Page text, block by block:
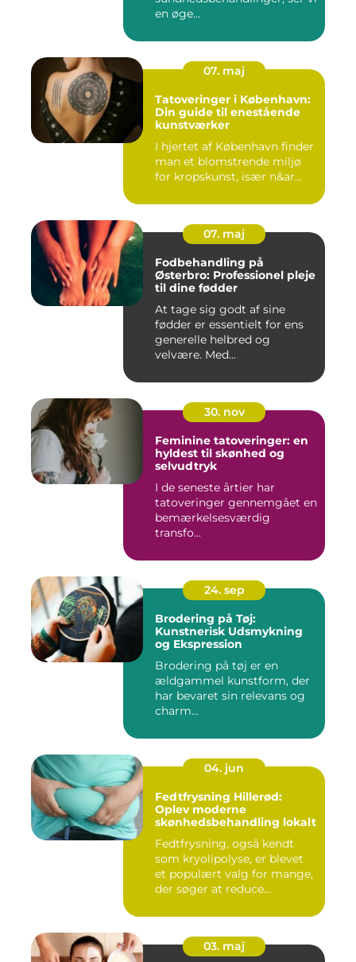
en øge...
07. maj
Tatoveringer i København:
Din guide til enestående
kunstværker
I hjertet af København finder
man et blomstrende miljø
for kropskunst, især n&ar...
07. maj
Fodbehandling på
Østerbro: Professionel pleje
til dine fødder
At tage sig godt af sine
fødder er essentielt for ens
generelle helbred og
velvære. Med...
30. nov
Feminine tatoveringer: en
hyldest til skønhed og
selvudtryk
I de seneste årtier har
tatoveringer gennemgået en
bemærkelsesværdig
transfo...
24. sep
Brodering på Tøj:
Kunstnerisk Udsmykning
og Ekspression
Brodering på tøj er en
ældgammel kunstform, der
har bevaret sin relevans og
charm...
04. jun
Fedtfrysning Hillerød:
Oplev moderne
skønhedsbehandling lokalt
Fedtfrysning, også kendt
som kryolipolyse, er blevet
et populært valg for mange,
der søger at reduce...
03. maj